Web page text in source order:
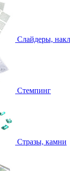
Слайдеры,
Стемпинг
Стразы, камни